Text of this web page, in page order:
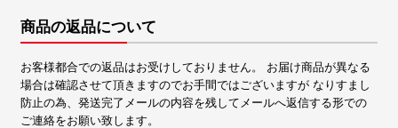
商品の返品について
お客様都合での返品はお受けしておりません。 お届け商品が異なる
場合は確認させて頂きますのでお手間ではございますが なりすまし
防止の為、発送完了メールの内容を残してメールへ返信する形での
ご連絡をお願い致します。